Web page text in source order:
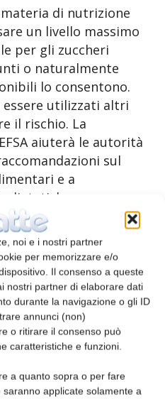
noi e i nostri partner
per memorizzare e/o
Il consenso a queste
nostri partner di elaborare dati
durante la navigazione o gli ID
annunci (non)
o ritirare il consenso può
caratteristiche e funzioni.
a quanto sopra o per fare
applicate solamente a
materia di nutrizione
un livello massimo
per gli zuccheri
o naturalmente
lo consentono.
utilizzati altri
il rischio. La
aiuterà le autorità
sul
e a
dietetiche.
zuccheri nella dieta
Articolo successivo